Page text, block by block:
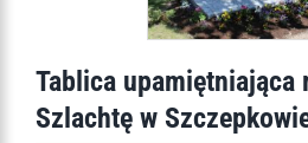
Tablica upamiętniająca
Szlachtę w